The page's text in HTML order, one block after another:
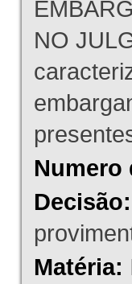
NO
Numero
Decisão:
Matéria: